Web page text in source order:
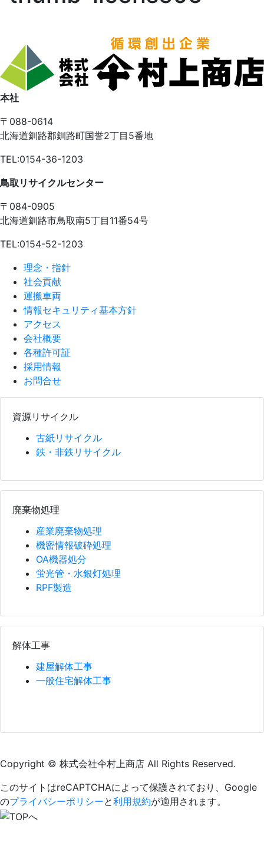
本社
〒088-0614
北海道釧路郡釧路町国誉2丁目5番地
TEL:0154-36-1203
鳥取リサイクルセンター
〒084-0905
北海道釧路市鳥取南5丁目11番54号
TEL:0154-52-1203
理念・指針
社会貢献
運搬車両
情報セキュリティ基本方針
アクセス
会社概要
各種許可証
採用情報
お問合せ
資源リサイクル
古紙リサイクル
鉄・非鉄リサイクル
廃棄物処理
産業廃棄物処理
機密情報破砕処理
OA機器処分
蛍光管・水銀灯処理
RPF製造
解体工事
建屋解体工事
一般住宅解体工事
Copyright © 株式会社仐村上商店 All Rights Reserved.
このサイトはreCAPTCHAによって保護されており、Google
のプライバシーポリシーと利用規約が適用されます。